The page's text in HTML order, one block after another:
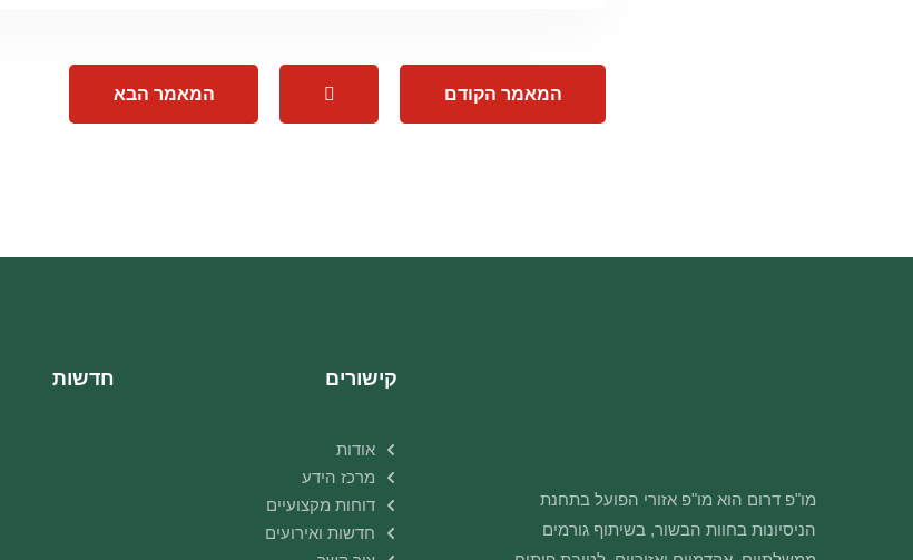
המאמר הקודם המאמר הבא
מו"פ דרום הוא מו"פ אזורי הפועל בתחנת
הניסיונות בחוות הבשור, בשיתוף גורמים
קישורים
אודות
מרכז הידע
דוחות מקצועיים
חדשות ואירועים
חדשות